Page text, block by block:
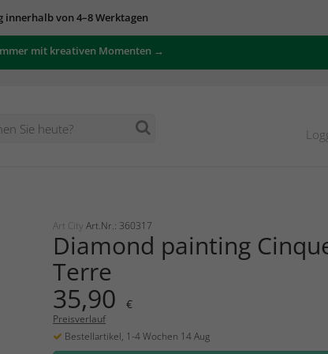
innerhalb von 4–8 Werktagen
mit kreativen Momenten →
Art City Art.Nr.: 360317
Diamond painting
Terre
35,90 €
Preisverlauf
Bestellartikel, 1-4 Wochen 14 Aug